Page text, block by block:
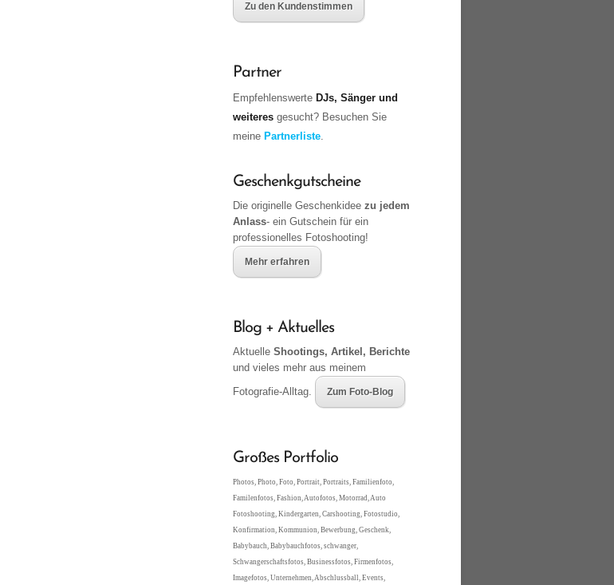
Zu den Kundenstimmen
Partner
Empfehlenswerte DJs, Sänger und
weiteres gesucht? Besuchen Sie
meine Partnerliste.
Geschenkgutscheine
Die originelle Geschenkidee zu jedem
Anlass- ein Gutschein für ein
professionelles Fotoshooting!
Mehr erfahren
Blog + Aktuelles
Aktuelle Shootings, Artikel, Berichte
und vieles mehr aus meinem
Fotografie-Alltag.
Zum Foto-Blog
Großes Portfolio
Photos, Photo, Foto, Portrait, Portraits, Familienfoto,
Familenfotos, Fashion, Autofotos, Motorrad, Auto
Fotoshooting, Kindergarten, Carshooting, Fotostudio,
Konfirmation, Kommunion, Bewerbung, Geschenk,
Babybauch, Babybauchfotos, schwanger,
Schwangerschaftsfotos, Businessfotos, Firmenfotos,
Imagefotos, Unternehmen, Abschlussball, Events,